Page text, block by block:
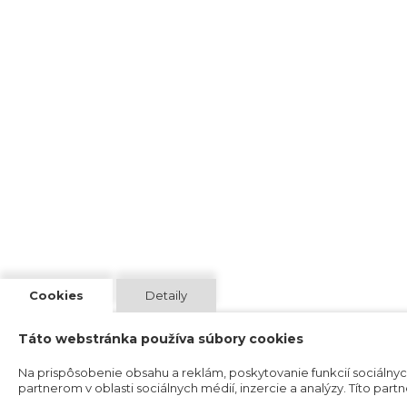
Cookies Detaily
Táto webstránka používa súbory cookies
Na prispôsobenie obsahu a reklám, poskytovanie funkcií
partnerom v oblasti sociálnych médií, inzercie a analýzy. Títo